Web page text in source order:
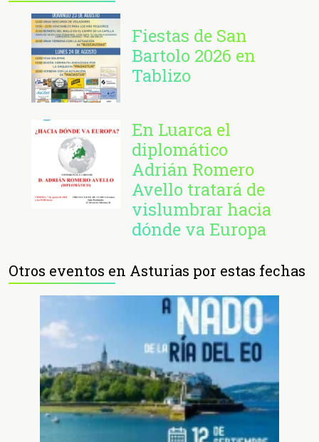
Fiestas de San
Bartolo 2026 en
Tablizo
En Luarca el
diplomático
Adrián Romero
Avello tratará de
vislumbrar hacia
dónde va Europa
Otros eventos en Asturias por estas fechas